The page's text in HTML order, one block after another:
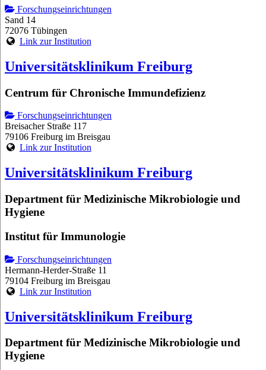
Forschungseinrichtungen
Sand 14
72076 Tübingen
Link zur Institution
Universitätsklinikum Freiburg
Centrum für Chronische Immundefizienz
Forschungseinrichtungen
Breisacher Straße 117
79106 Freiburg im Breisgau
Link zur Institution
Universitätsklinikum Freiburg
Department für Medizinische Mikrobiologie und
Hygiene
Institut für Immunologie
Forschungseinrichtungen
Hermann-Herder-Straße 11
79104 Freiburg im Breisgau
Link zur Institution
Universitätsklinikum Freiburg
Department für Medizinische Mikrobiologie und
Hygiene